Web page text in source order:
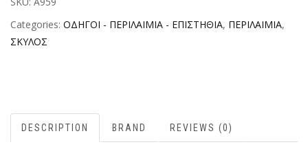
Categories: ΟΔΗΓΟΙ - ΠΕΡΙΛΑΙΜΙΑ - ΕΠΙΣΤΗΘΙΑ, ΠΕΡΙΛΑΙΜΙΑ,
ΣΚΥΛΟΣ
DESCRIPTION BRAND REVIEWS (0)